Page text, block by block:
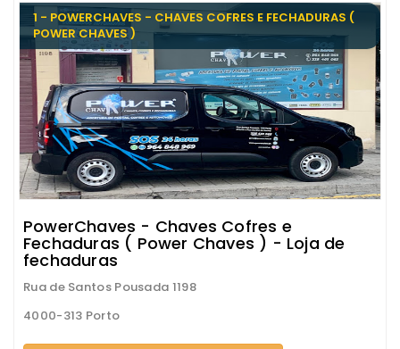
1 - POWERCHAVES - CHAVES COFRES E FECHADURAS (
POWER CHAVES )
PowerChaves - Chaves Cofres e
Fechaduras ( Power Chaves ) - Loja de
fechaduras
Rua de Santos Pousada 1198
4000-313 Porto